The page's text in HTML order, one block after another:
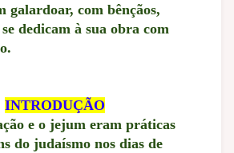
galardoar, com bênçãos,
dedicam à sua obra com
INTRODUÇÃO
e o jejum eram práticas
do judaísmo nos dias de